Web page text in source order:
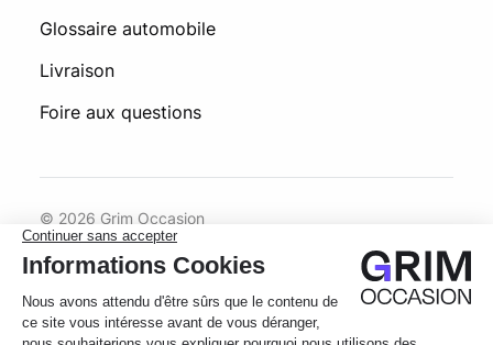
Glossaire automobile
Livraison
Foire aux questions
© 2026 Grim Occasion
Conditions générales d’utilisation
Politique de confidentialité